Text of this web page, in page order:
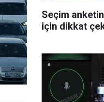
Seçim
için dikkat